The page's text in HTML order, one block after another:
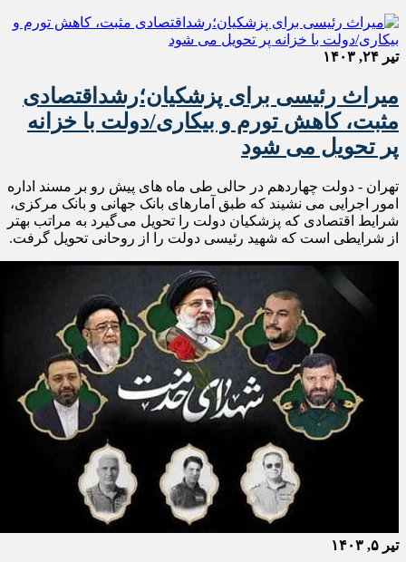
تیر ۲۴, ۱۴۰۳
میراث رئیسی برای پزشکیان؛رشداقتصادی
مثبت، کاهش تورم و بیکاری/دولت با خزانه
پر تحویل می شود
تهران - دولت چهاردهم در حالی طی ماه های پیش رو بر مسند اداره
امور اجرایی می نشیند که طبق آمارهای بانک جهانی و بانک مرکزی،
شرایط اقتصادی که پزشکیان دولت را تحویل می‌گیرد به مراتب بهتر
از شرایطی است که شهید رئیسی دولت را از روحانی تحویل گرفت.
تیر ۵, ۱۴۰۳